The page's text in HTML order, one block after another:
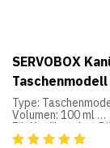
SERVOBOX
Taschenmodell
Type:
Volumen: 100 ml
Für Kanülen ohne
Box: gelb